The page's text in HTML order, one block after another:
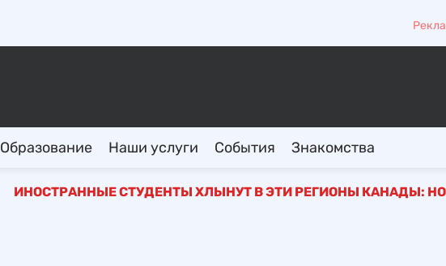
Образование Наши услуги События Знакомства
ИНОСТРАННЫЕ СТУДЕНТЫ ХЛЫНУТ В ЭТИ РЕГИОНЫ КАНАДЫ: